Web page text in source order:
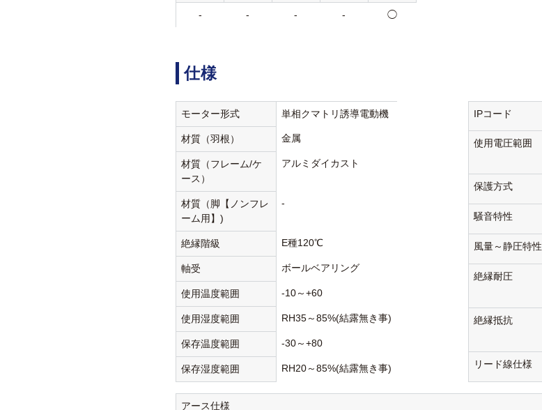
- - - - ◯
仕様
モーター形式 単相クマトリ誘導電動機
材質（羽根） 金属
材質（フレーム/ケ
ース）
アルミダイカスト
材質（脚【ノンフレ
ーム用】)
-
絶縁階級 E種120℃
軸受 ボールベアリング
使用温度範囲 -10～+60
使用湿度範囲 RH35～85%(結露無き事)
保存温度範囲 -30～+80
保存湿度範囲 RH20～85%(結露無き事)
IPコード
使用電圧範囲
保護方式
騒音特性
風量～静圧特性
絶縁耐圧
絶縁抵抗
リード線仕様
アース仕様